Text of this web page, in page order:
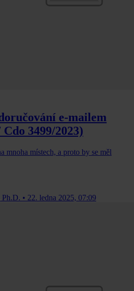
e-mailem
3499/2023)
mnoha místech, a proto by se měl
Ph.D. • 22. ledna 2025, 07:09